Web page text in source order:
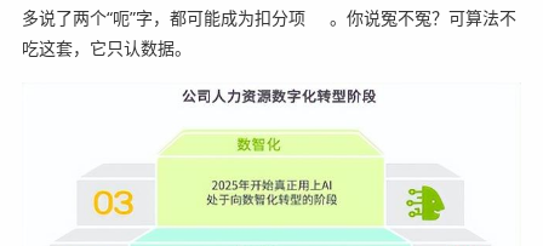
多说了两个“呃”字，都可能成为扣分项
。你说冤不冤？可算法不
吃这套，它只认数据。